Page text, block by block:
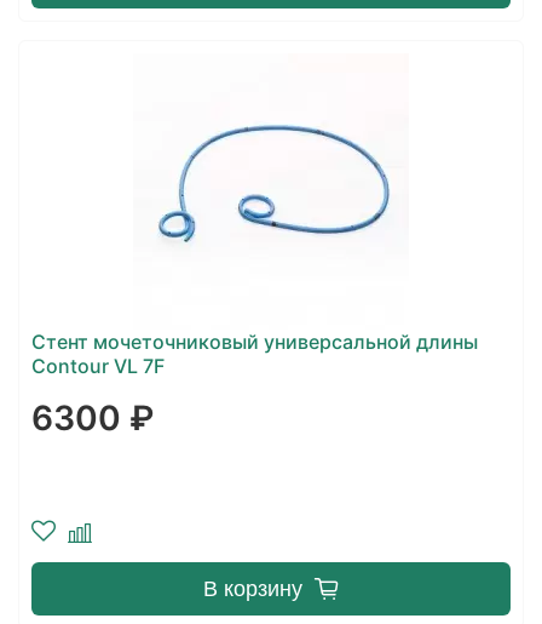
Стент мочеточниковый универсальной длины
Contour VL 7F
6300 ₽
В корзину